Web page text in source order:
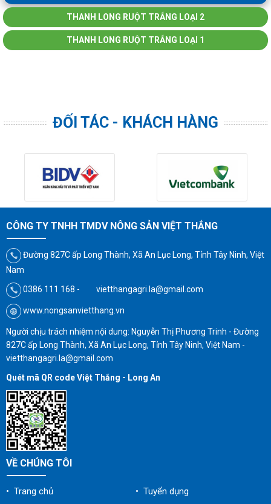
THANH LONG RUỘT TRẮNG LOẠI 2
THANH LONG RUỘT TRẮNG LOẠI 1
ĐỐI TÁC - KHÁCH HÀNG
CÔNG TY TNHH TMDV NÔNG SẢN VIỆT THẮNG
Đường 827C ấp Long Thành, Xã An Lục Long, Tỉnh Tây Ninh, Việt
Nam
0386 111 168 - vietthangagri.la@gmail.com
www.nongsanvietthang.vn
Người chịu trách nhiệm nội dung: Nguyễn Thị Phương Trinh - Đường
827C ấp Long Thành, Xã An Lục Long, Tỉnh Tây Ninh, Việt Nam -
vietthangagri.la@gmail.com
Quét mã QR code Việt Thắng - Long An
VỀ CHÚNG TÔI
• Trang chủ • Tuyển dụng